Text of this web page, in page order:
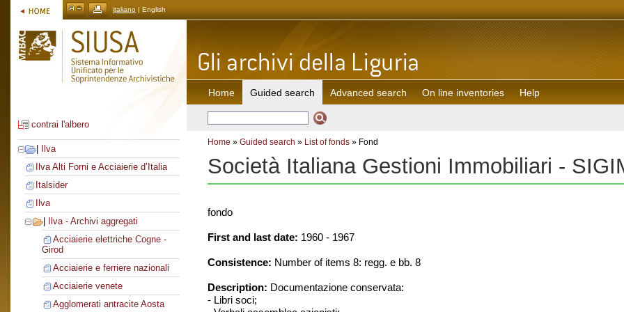
italiano | English
contrai l'albero
Ilva
Ilva Alti Forni e Acciaierie d’Italia
Italsider
Ilva
Ilva - Archivi aggregati
Acciaierie elettriche Cogne -
Girod
Acciaierie e ferriere nazionali
Acciaierie venete
Agglomerati antracite Aosta
Home Guided search Advanced search On line inventories Help
Home » Guided search » List of fonds » Fond
Società Italiana Gestioni Immobiliari -
fondo
First and last date: 1960 - 1967
Consistence: Number of items 8: regg. e bb. 8
Description: Documentazione conservata:
- Libri soci;